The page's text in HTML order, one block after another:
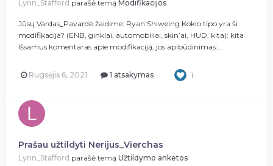
Lynn_Stafford parašė temą Modifikacijos
Jūsų Vardas_Pavardė žaidime: Ryan'Shiweing Kokio tipo yra ši
modifikacija? (ENB, ginklai, automobiliai, skin’ai, HUD, kita): kita
Išsamus komentaras apie modifikaciją, jos apibūdinimas:...
Rugsėjis 6, 2021 1 atsakymas 1
Prašau užtildyti Nerijus_Vierchas
Lynn_Stafford parašė temą Užtildymo anketos